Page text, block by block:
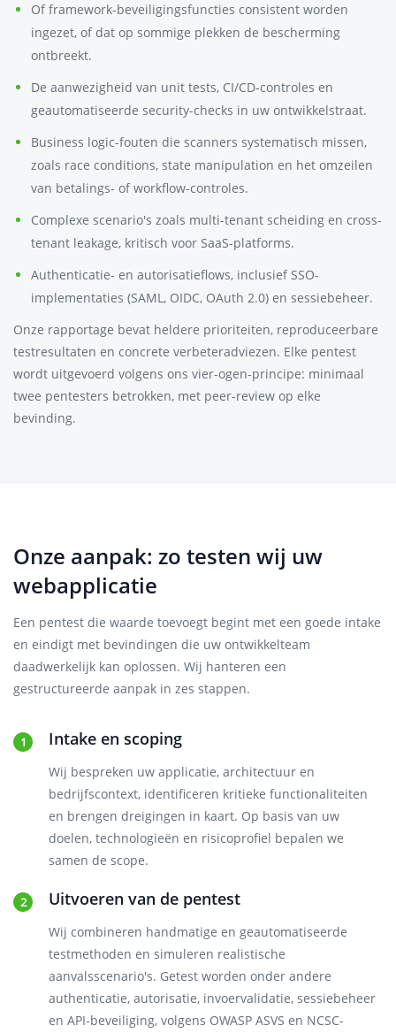
Of framework-beveiligingsfuncties consistent worden
ingezet, of dat op sommige plekken de bescherming
ontbreekt.
De aanwezigheid van unit tests, CI/CD-controles en
geautomatiseerde security-checks in uw ontwikkelstraat.
Business logic-fouten die scanners systematisch missen,
zoals race conditions, state manipulation en het omzeilen
van betalings- of workflow-controles.
Complexe scenario's zoals multi-tenant scheiding en cross-
tenant leakage, kritisch voor SaaS-platforms.
Authenticatie- en autorisatieflows, inclusief SSO-
implementaties (SAML, OIDC, OAuth 2.0) en sessiebeheer.
Onze rapportage bevat heldere prioriteiten, reproduceerbare
testresultaten en concrete verbeteradviezen. Elke pentest
wordt uitgevoerd volgens ons vier-ogen-principe: minimaal
twee pentesters betrokken, met peer-review op elke
bevinding.
Onze aanpak: zo testen wij uw
webapplicatie
Een pentest die waarde toevoegt begint met een goede intake
en eindigt met bevindingen die uw ontwikkelteam
daadwerkelijk kan oplossen. Wij hanteren een
gestructureerde aanpak in zes stappen.
Intake en scoping
Wij bespreken uw applicatie, architectuur en
bedrijfscontext, identificeren kritieke functionaliteiten
en brengen dreigingen in kaart. Op basis van uw
doelen, technologieën en risicoprofiel bepalen we
samen de scope.
Uitvoeren van de pentest
Wij combineren handmatige en geautomatiseerde
testmethoden en simuleren realistische
aanvalsscenario's. Getest worden onder andere
authenticatie, autorisatie, invoervalidatie, sessiebeheer
en API-beveiliging, volgens OWASP ASVS en NCSC-